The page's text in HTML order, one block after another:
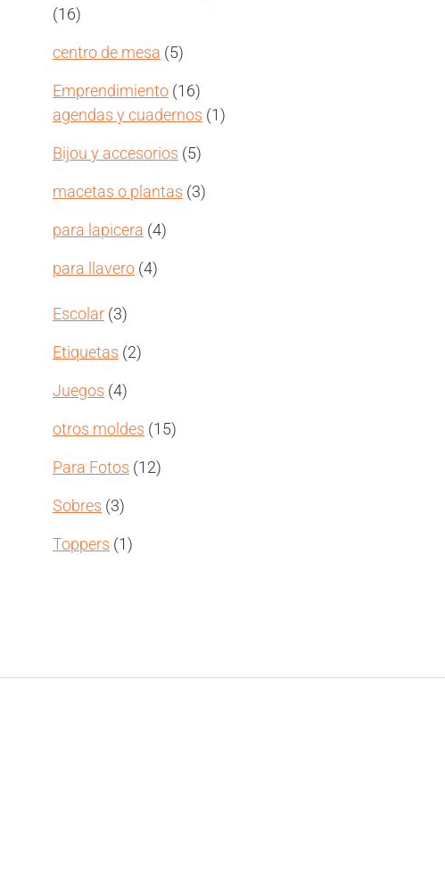
1616
centro de mesa 55
Emprendimiento 1616
productos
agendas y cuadernos 11
Bijou y accesorios 55
macetas o plantas 33
para lapicera 44
para llavero 44
Escolar 33
Etiquetas 22
Juegos 44
otros moldes 1515
Para Fotos 1212
Sobres 33
Toppers 11